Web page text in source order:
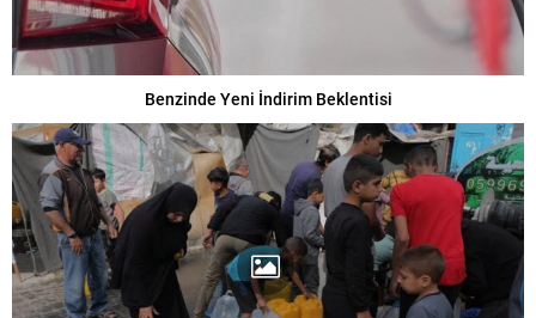
Benzinde Yeni İndirim Beklentisi